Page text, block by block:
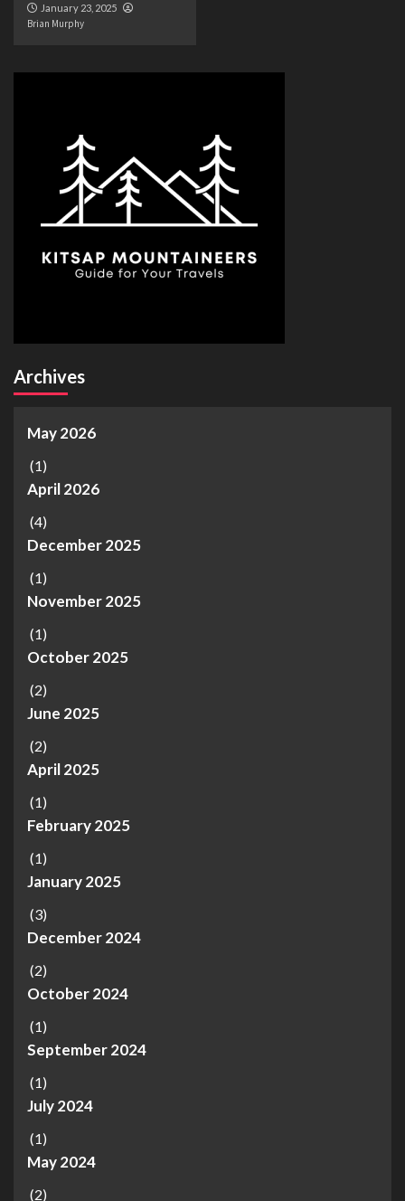
January 23, 2025
Brian Murphy
Archives
May 2026
(1)
April 2026
(4)
December 2025
(1)
November 2025
(1)
October 2025
(2)
June 2025
(2)
April 2025
(1)
February 2025
(1)
January 2025
(3)
December 2024
(2)
October 2024
(1)
September 2024
(1)
July 2024
(1)
May 2024
(2)